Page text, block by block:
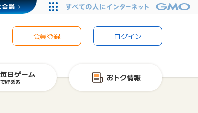
会員登録 ログイン
毎日ゲーム
で貯める おトク情報